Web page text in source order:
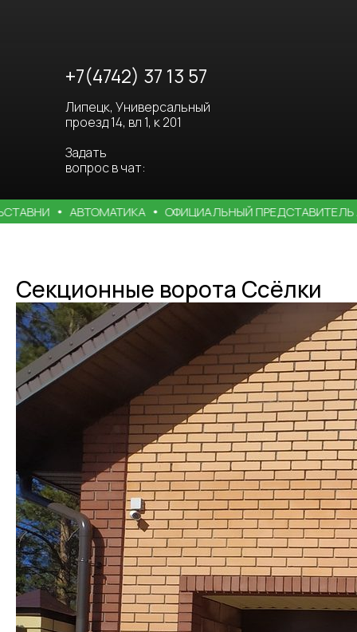
Задать
вопрос в чат:
+7(4742) 37 13 57
Липецк, Универсальный
проезд 14, вл 1, к 201
АВТОМАТИКА ОФИЦИАЛЬНЫЙ ПРЕДСТАВИТЕЛЬ
Секционные ворота Ссёлки